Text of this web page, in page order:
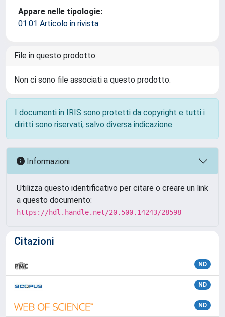
Appare nelle tipologie:
01.01 Articolo in rivista
File in questo prodotto:
Non ci sono file associati a questo prodotto.
I documenti in IRIS sono protetti da copyright e tutti i
diritti sono riservati, salvo diversa indicazione.
Informazioni
Utilizza questo identificativo per citare o creare un link
a questo documento:
https://hdl.handle.net/20.500.14243/28598
Citazioni
ND
ND
ND